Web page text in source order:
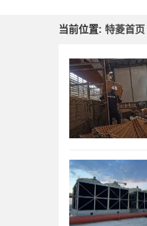
当前位置: 特菱首页